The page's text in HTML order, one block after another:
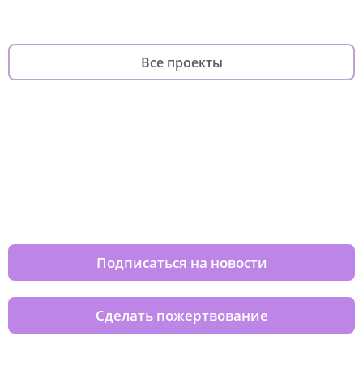
Все проекты
Подписаться на новости
Сделать пожертвование